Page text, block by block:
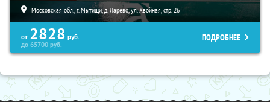
Московская обл., г. Мытищи, д. Ларево, ул. Хвойная, стр. 26
от 2828 руб.
до65700руб.
ПОДРОБНЕЕ